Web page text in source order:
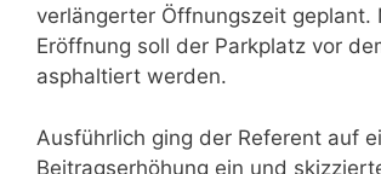
verlängerter Öffnungszeit geplant.
Eröffnung soll der Parkplatz vor
asphaltiert werden.
Ausführlich ging der Referent auf
Beitragserhöhung ein und